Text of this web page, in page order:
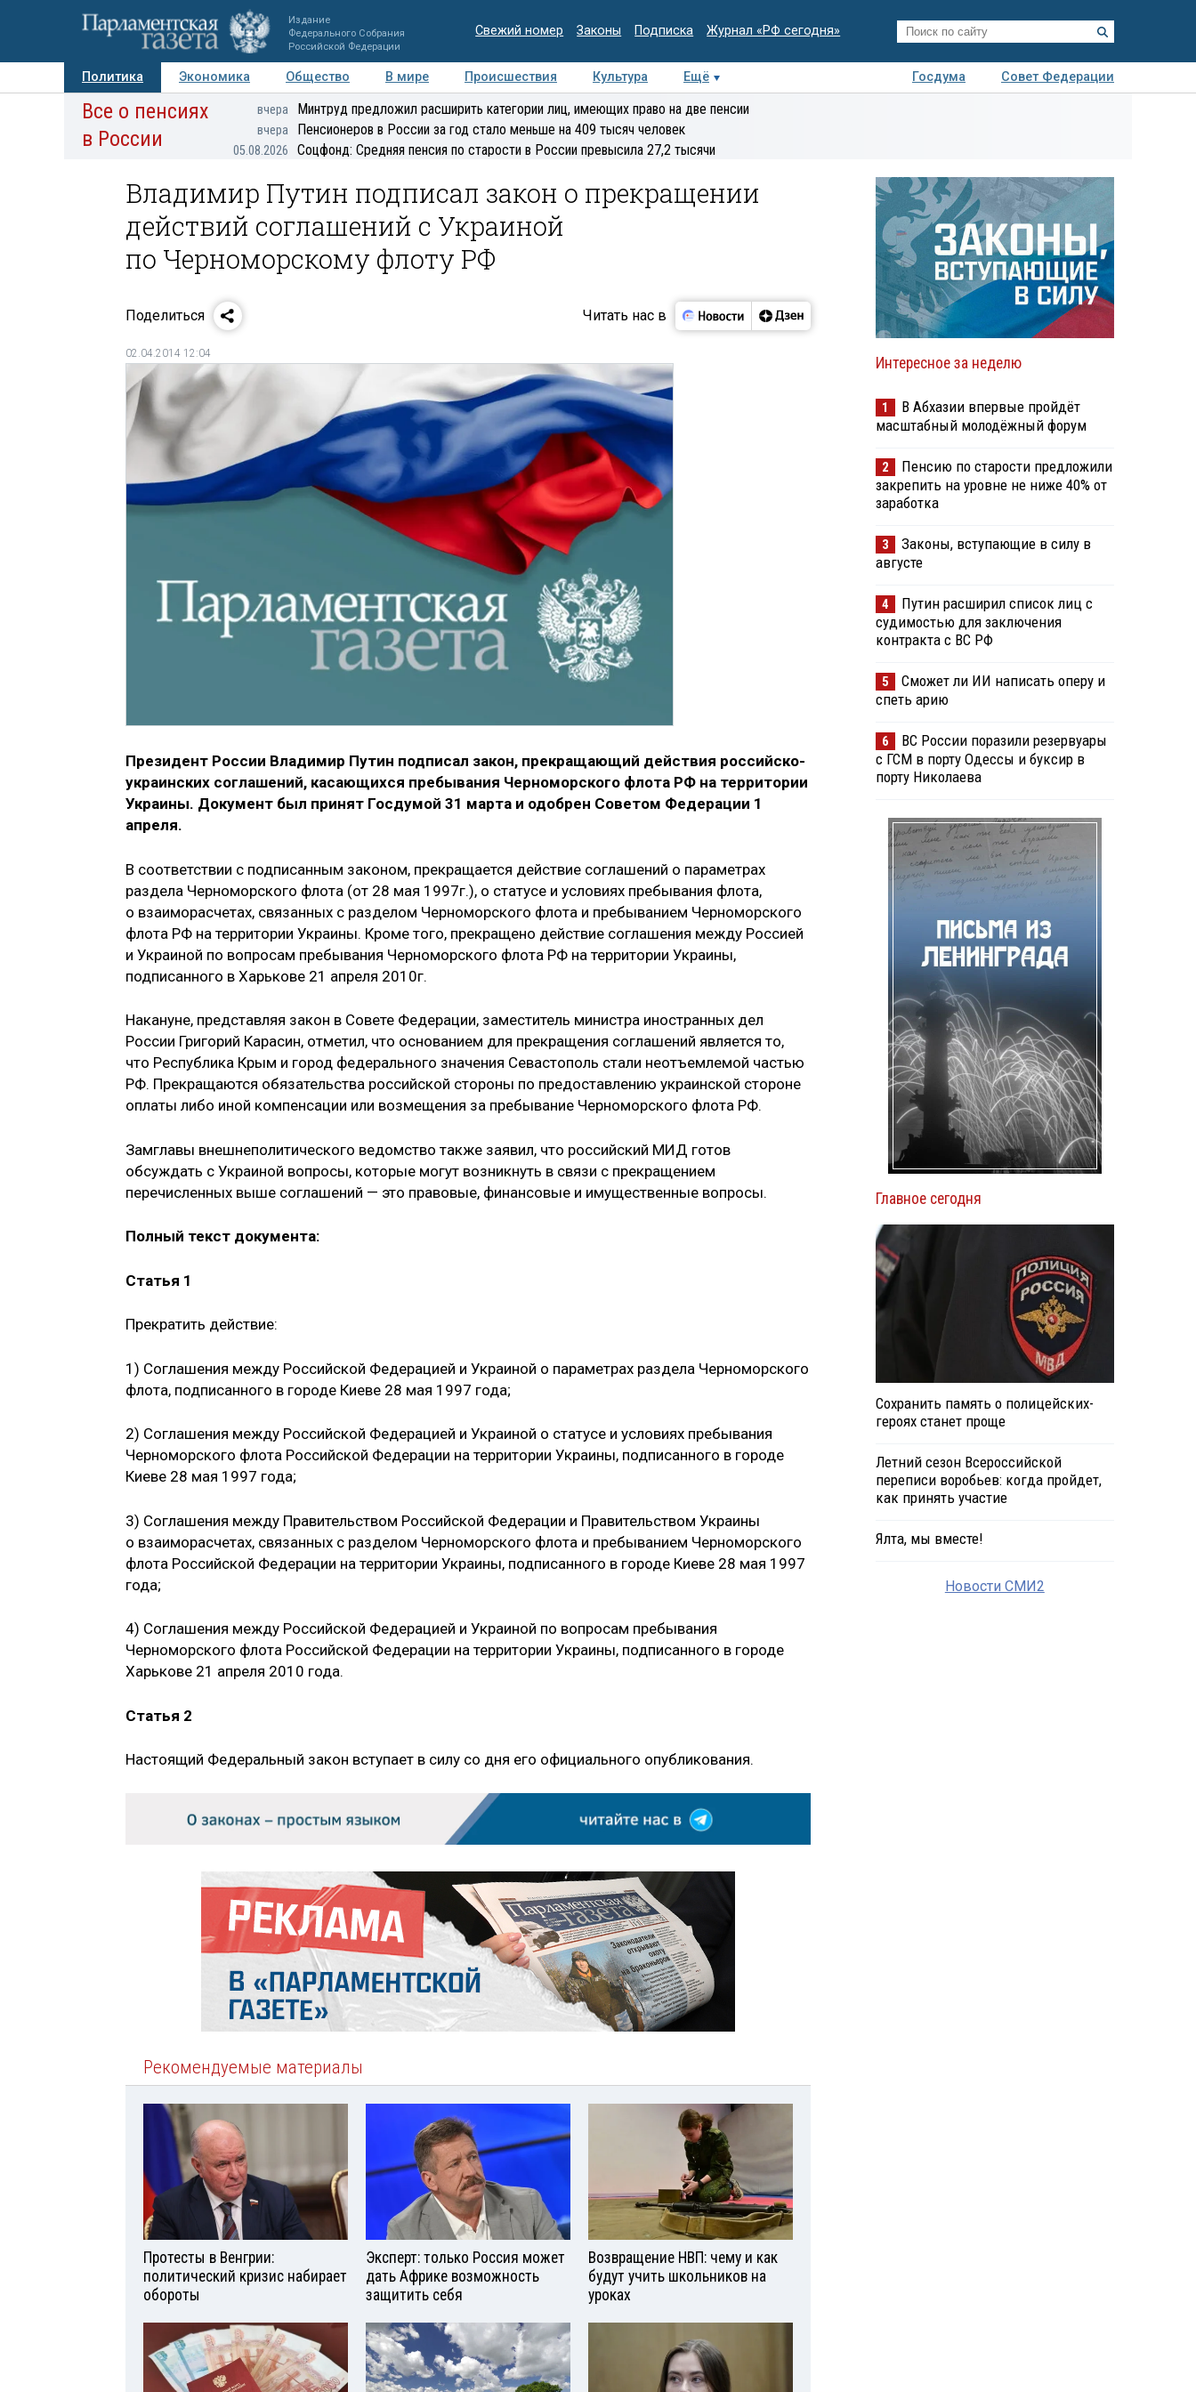
Издание
Федерального Собрания
Российской Федерации
Свежий номер Законы Подписка Журнал «РФ сегодня»
Политика Экономика Общество В мире Происшествия Культура Ещё Госдума
Совет Федерации
Авторы Персоны Мнения Регионы Медиацентр Интервью Колумнисты
Деловая
Все о пенсиях
в России
вчера Минтруд предложил расширить категории лиц, имеющих право на две пенсии
вчера Пенсионеров в России за год стало меньше на 409 тысяч человек
05.08.2026 Соцфонд: Средняя пенсия по старости в России превысила 27,2 тысячи
Владимир Путин подписал закон о прекращении
действий соглашений с Украиной
по Черноморскому флоту РФ
Поделиться Читать нас в
02.04.2014 12:04
Президент России Владимир Путин подписал закон, прекращающий действия российско-
украинских соглашений, касающихся пребывания Черноморского флота РФ на территории
Украины. Документ был принят Госдумой 31 марта и одобрен Советом Федерации 1
апреля.
В соответствии с подписанным законом, прекращается действие соглашений о параметрах
раздела Черноморского флота (от 28 мая 1997г.), о статусе и условиях пребывания флота,
о взаиморасчетах, связанных с разделом Черноморского флота и пребыванием Черноморского
флота РФ на территории Украины. Кроме того, прекращено действие соглашения между Россией
и Украиной по вопросам пребывания Черноморского флота РФ на территории Украины,
подписанного в Харькове 21 апреля 2010г.
Накануне, представляя закон в Совете Федерации, заместитель министра иностранных дел
России Григорий Карасин, отметил, что основанием для прекращения соглашений является то,
что Республика Крым и город федерального значения Севастополь стали неотъемлемой частью
РФ. Прекращаются обязательства российской стороны по предоставлению украинской стороне
оплаты либо иной компенсации или возмещения за пребывание Черноморского флота РФ.
Замглавы внешнеполитического ведомство также заявил, что российский МИД готов
обсуждать с Украиной вопросы, которые могут возникнуть в связи с прекращением
перечисленных выше соглашений — это правовые, финансовые и имущественные вопросы.
Полный текст документа:
Статья 1
Прекратить действие:
1) Соглашения между Российской Федерацией и Украиной о параметрах раздела Черноморского
флота, подписанного в городе Киеве 28 мая 1997 года;
2) Соглашения между Российской Федерацией и Украиной о статусе и условиях пребывания
Черноморского флота Российской Федерации на территории Украины, подписанного в городе
Киеве 28 мая 1997 года;
3) Соглашения между Правительством Российской Федерации и Правительством Украины
о взаиморасчетах, связанных с разделом Черноморского флота и пребыванием Черноморского
флота Российской Федерации на территории Украины, подписанного в городе Киеве 28 мая 1997
года;
4) Соглашения между Российской Федерацией и Украиной по вопросам пребывания
Черноморского флота Российской Федерации на территории Украины, подписанного в городе
Харькове 21 апреля 2010 года.
Статья 2
Настоящий Федеральный закон вступает в силу со дня его официального опубликования.
Рекомендуемые материалы
Протесты в Венгрии:
политический кризис набирает
обороты
Эксперт: только Россия может
дать Африке возможность
защитить себя
Возвращение НВП: чему и как
будут учить школьников на
уроках
Интересное за неделю
1
В Абхазии впервые пройдёт
масштабный молодёжный форум
2
Пенсию по старости предложили
закрепить на уровне не ниже 40% от
заработка
3
Законы, вступающие в силу в
августе
4
Путин расширил список лиц с
судимостью для заключения
контракта с ВС РФ
5
Сможет ли ИИ написать оперу и
спеть арию
6
ВС России поразили резервуары
с ГСМ в порту Одессы и буксир в
порту Николаева
Главное сегодня
Сохранить память о полицейских-
героях станет проще
Летний сезон Всероссийской
переписи воробьев: когда пройдет,
как принять участие
Ялта, мы вместе!
Новости СМИ2